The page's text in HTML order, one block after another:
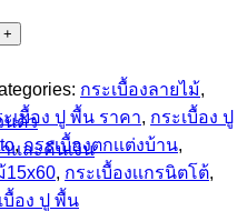
นตัว
และคืนเงิน
กระเบื้องลายไม้,
ะเบื้อง ปู พื้น ราคา, กระเบื้อง ปู
,กระเบื้องตกเเต่งบ้าน,
15x60, กระเบื้องเเกรนิตโต้,
บื้อง ปู พื้น